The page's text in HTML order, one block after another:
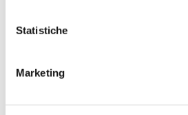
Statistiche
Marketing
fatto della loro vita un
licenziati da un lavoro